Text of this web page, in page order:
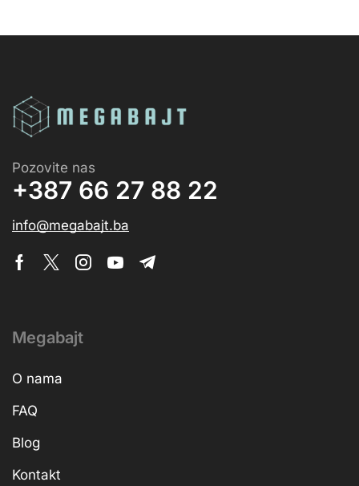
Pozovite nas
+387 66 27 88 22
info@megabajt.ba
Megabajt
O nama
FAQ
Blog
Kontakt